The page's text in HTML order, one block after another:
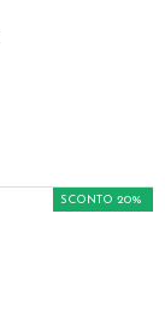
SCONTO 20%